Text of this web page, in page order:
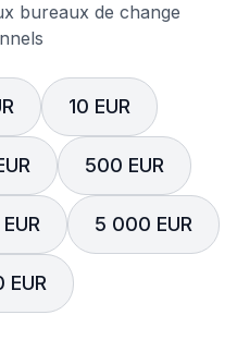
bureaux de change
10 EUR
500 EUR
5 000 EUR
EUR